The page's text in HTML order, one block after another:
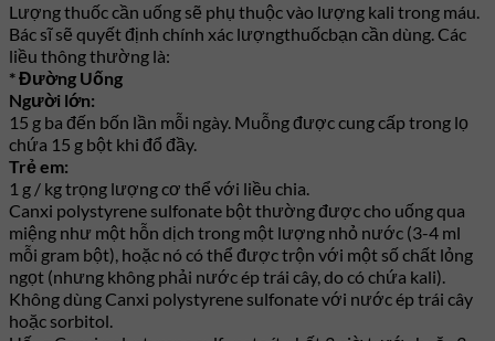
Lượng thuốc cần uống sẽ phụ thuộc vào lượng kali trong máu.
Bác sĩ sẽ quyết định chính xác lượngthuốcbạn cần dùng. Các
liều thông thường là:
* Đường Uống
Người lớn:
15 g ba đến bốn lần mỗi ngày. Muỗng được cung cấp trong lọ
chứa 15 g bột khi đổ đầy.
Trẻ em:
1 g / kg trọng lượng cơ thể với liều chia.
Canxi polystyrene sulfonate bột thường được cho uống qua
miệng như một hỗn dịch trong một lượng nhỏ nước (3-4 ml
mỗi gram bột), hoặc nó có thể được trộn với một số chất lỏng
ngọt (nhưng không phải nước ép trái cây, do có chứa kali).
Không dùng Canxi polystyrene sulfonate với nước ép trái cây
hoặc sorbitol.